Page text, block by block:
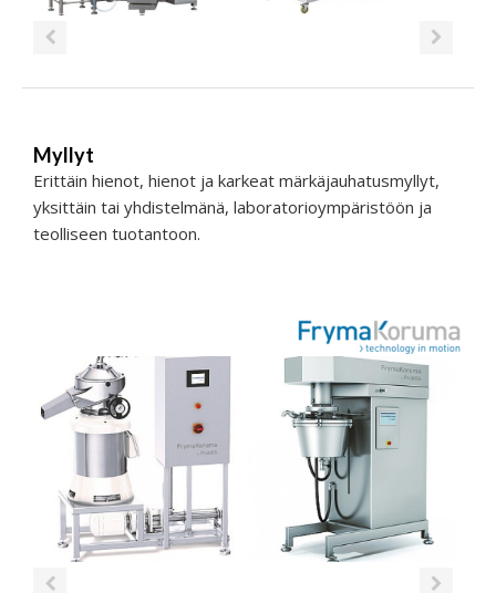
Myllyt
Erittäin hienot, hienot ja karkeat märkäjauhatusmyllyt,
yksittäin tai yhdistelmänä, laboratorioympäristöön ja
teolliseen tuotantoon.